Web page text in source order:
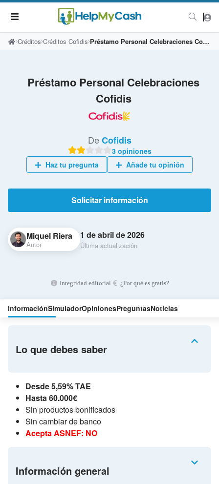
Créditos Créditos Cofidis Préstamo Personal Celebraciones Cofidis
Préstamo Personal Celebraciones
Cofidis
DeCofidis
3 opiniones
Haz tu pregunta
Añade tu opinión
Solicitar información
Miquel Riera
Autor
1 de abril de 2026
Última actualización
Integridad editorial ¿Por qué es gratis?
InformaciónSimuladorOpinionesPreguntasNoticias
Lo que debes saber
Desde 5,59% TAE
Hasta 60.000€
Sin productos bonificados
Sin cambiar de banco
Acepta ASNEF: NO
Información general